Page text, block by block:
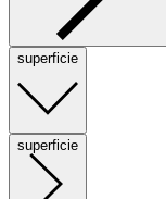
superficie
superficie